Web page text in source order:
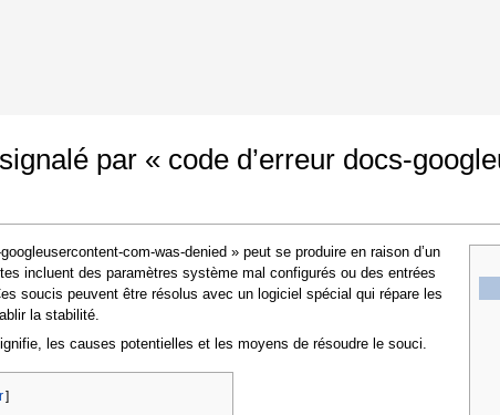
par « code d’erreur docs-
com-was-denied » peut se produire en raison d’un
incluent des paramètres système mal configurés ou des entrées
soucis peuvent être résolus avec un logiciel spécial qui répare les
la stabilité.
les causes potentielles et les moyens de résoudre le souci.
]
Chrome